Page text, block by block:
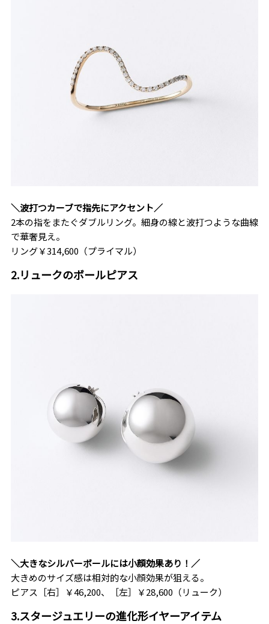
＼波打つカーブで指先にアクセント／
2本の指をまたぐダブルリング。細身の線と波打つような曲線
で華奢見え。
リング￥314,600（プライマル）
2.リュークのボールピアス
＼大きなシルバーボールには小顔効果あり！／
大きめのサイズ感は相対的な小顔効果が狙える。
ピアス［右］￥46,200、［左］￥28,600（リューク）
3.スタージュエリーの進化形イヤーアイテム